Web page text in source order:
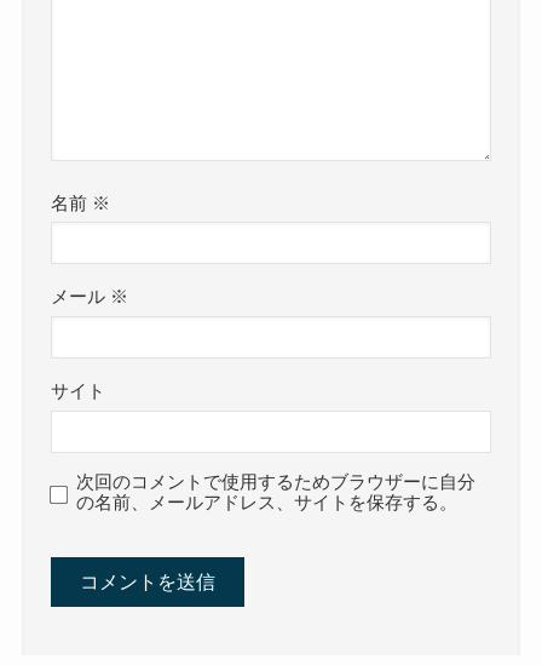
名前 ※
メール ※
サイト
次回のコメントで使用するためブラウザーに自分
の名前、メールアドレス、サイトを保存する。